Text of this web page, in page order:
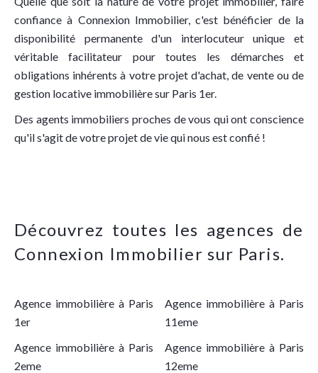
confiance à Connexion Immobilier, c'est bénéficier de la
disponibilité permanente d'un interlocuteur unique et
véritable facilitateur pour toutes les démarches et
obligations inhérents à votre projet d'achat, de vente ou de
gestion locative immobilière sur Paris 1er.
Des agents immobiliers proches de vous qui ont conscience
qu'il s'agit de votre projet de vie qui nous est confié !
Découvrez toutes les agences de
Connexion Immobilier sur Paris.
Agence immobilière à Paris
1er
Agence immobilière à Paris
2eme
Agence immobilière à Paris
11eme
Agence immobilière à Paris
12eme